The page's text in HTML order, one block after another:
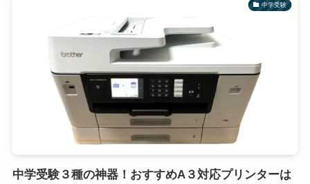
中学受験
中学受験３種の神器！おすすめA３対応プリンターは